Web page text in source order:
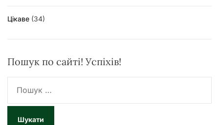
Цікаве (34)
Пошук по сайті! Успіхів!
ш